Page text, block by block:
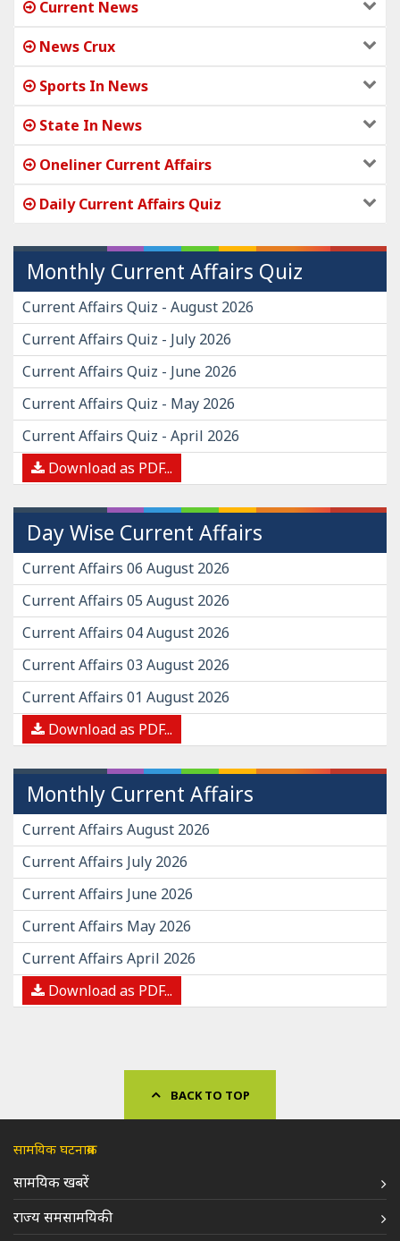
Current News
News Crux
Sports In News
State In News
Oneliner Current Affairs
Daily Current Affairs Quiz
Monthly Current Affairs Quiz
Current Affairs Quiz - August 2026
Current Affairs Quiz - July 2026
Current Affairs Quiz - June 2026
Current Affairs Quiz - May 2026
Current Affairs Quiz - April 2026
Download as PDF...
Day Wise Current Affairs
Current Affairs 06 August 2026
Current Affairs 05 August 2026
Current Affairs 04 August 2026
Current Affairs 03 August 2026
Current Affairs 01 August 2026
Download as PDF...
Monthly Current Affairs
Current Affairs August 2026
Current Affairs July 2026
Current Affairs June 2026
Current Affairs May 2026
Current Affairs April 2026
Download as PDF...
BACK TO TOP
सामयिक घटनाक्रम
सामयिक खबरें
राज्य समसामयिकी